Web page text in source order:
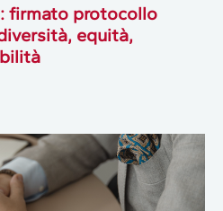
firmato protocollo
equità,